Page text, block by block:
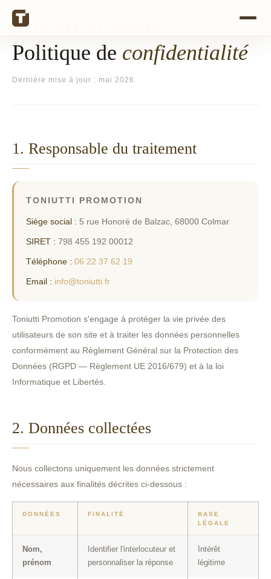
PROTECTION DES DONNÉES
Politique de confidentialité
Dernière mise à jour : mai 2026
1. Responsable du traitement
TONIUTTI PROMOTION
Siège social : 5 rue Honoré de Balzac, 68000 Colmar
SIRET : 798 455 192 00012
Téléphone : 06 22 37 62 19
Email : info@toniutti.fr
Toniutti Promotion s'engage à protéger la vie privée des
utilisateurs de son site et à traiter les données personnelles
conformément au Règlement Général sur la Protection des
Données (RGPD — Règlement UE 2016/679) et à la loi
Informatique et Libertés.
2. Données collectées
Nous collectons uniquement les données strictement
nécessaires aux finalités décrites ci-dessous :
DONNÉES FINALITÉ
BASE
LÉGALE
Nom,
prénom
Identifier l'interlocuteur et
personnaliser la réponse
Intérêt
légitime